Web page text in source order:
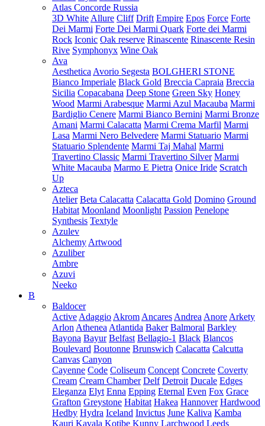
Atlas Concorde Russia
3D White Allure Cliff Drift Empire Epos Force Forte
Dei Marmi Forte Dei Marmi Quark Forte dei Marmi
Rock Iconic Oak reserve Rinascente Rinascente Resin
Rive Symphonyx Wine Oak
Ava
Aesthetica Avorio Segesta BOLGHERI STONE
Bianco Imperiale Black Gold Breccia Capraia Breccia
Sicilia Copacabana Deep Stone Green Sky Honey
Wood Marmi Arabesque Marmi Azul Macauba Marmi
Bardiglio Cenere Marmi Bianco Bernini Marmi Bronze
Amani Marmi Calacatta Marmi Crema Marfil Marmi
Lasa Marmi Nero Belvedere Marmi Statuario Marmi
Statuario Splendente Marmi Taj Mahal Marmi
Travertino Classic Marmi Travertino Silver Marmi
White Macauba Marmo E Pietra Onice Iride Scratch
Up
Azteca
Atelier Beta Calacatta Calacatta Gold Domino Ground
Habitat Moonland Moonlight Passion Penelope
Synthesis Textyle
Azulev
Alchemy Artwood
Azuliber
Ambre
Azuvi
Neeko
B
Baldocer
Active Adaggio Akrom Ancares Andrea Anore Arkety
Arlon Athenea Atlantida Baker Balmoral Barkley
Bayona Bayur Belfast Bellagio-1 Black Blancos
Boulevard Boutonne Brunswich Calacatta Calcutta
Canvas Canyon
Cayenne Code Coliseum Concept Concrete Coverty
Cream Cream Chamber Delf Detroit Ducale Edges
Eleganza Elyt Enna Epping Eternal Even Fox Grace
Grafton Greystone Habitat Hakea Hannover Hardwood
Hedby Hydra Iceland Invictus June Kaliva Kamba
Kauri Kavala Kotibe Kunny Larchwood Leeds